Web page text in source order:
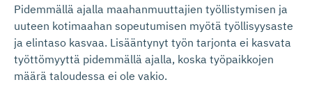
Pidemmällä ajalla maahanmuuttajien työllistymisen ja
uuteen kotimaahan sopeutumisen myötä työllisyysaste
ja elintaso kasvaa. Lisääntynyt työn tarjonta ei kasvata
työttömyyttä pidemmällä ajalla, koska työpaikkojen
määrä taloudessa ei ole vakio.